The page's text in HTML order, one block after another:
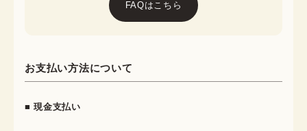
FAQはこちら
お支払い方法について
■ 現金支払い